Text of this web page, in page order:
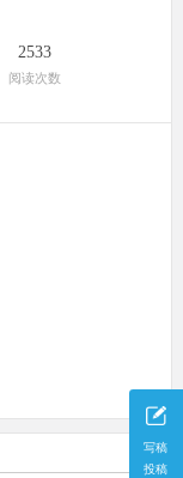
写稿
投稿
2533
阅读次数
更多